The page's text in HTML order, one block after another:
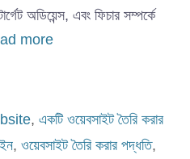
অডিয়েন্স, এবং ফিচার সম্পর্কে
more
, একটি ওয়েবসাইট তৈরি করার
, ওয়েবসাইট তৈরি করার পদ্ধতি,